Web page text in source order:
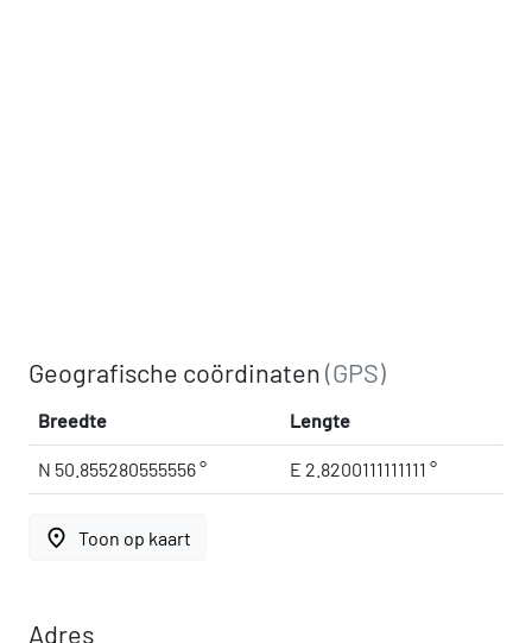
Geografische coördinaten(GPS)
Breedte Lengte
N 50.855280555556 ° E 2.8200111111111 °
place Toon op kaart
Adres